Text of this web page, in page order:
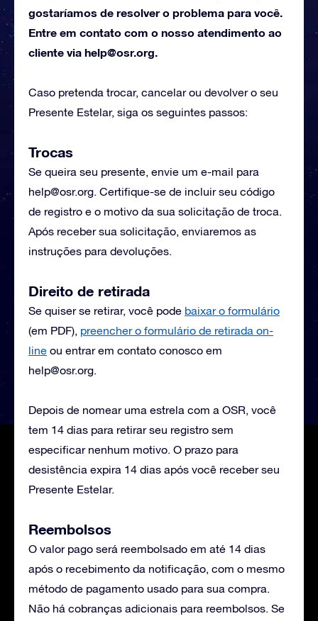
gostaríamos de resolver o problema para você.
Entre em contato com o nosso atendimento ao
cliente via help@osr.org.
Caso pretenda trocar, cancelar ou devolver o seu
Presente Estelar, siga os seguintes passos:
Trocas
Se queira seu presente, envie um e-mail para
help@osr.org. Certifique-se de incluir seu código
de registro e o motivo da sua solicitação de troca.
Após receber sua solicitação, enviaremos as
instruções para devoluções.
Direito de retirada
Se quiser se retirar, você pode baixar o formulário
(em PDF), preencher o formulário de retirada on-
line ou entrar em contato conosco em
help@osr.org.
Depois de nomear uma estrela com a OSR, você
tem 14 dias para retirar seu registro sem
especificar nenhum motivo. O prazo para
desistência expira 14 dias após você receber seu
Presente Estelar.
Reembolsos
O valor pago será reembolsado em até 14 dias
após o recebimento da notificação, com o mesmo
método de pagamento usado para sua compra.
Não há cobranças adicionais para reembolsos. Se